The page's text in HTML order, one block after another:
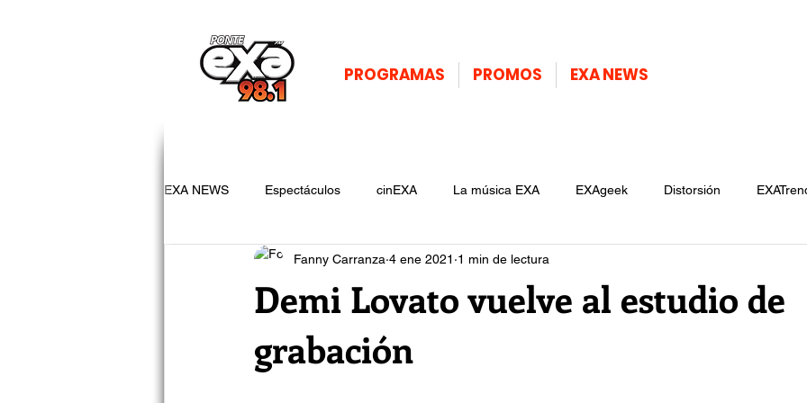
PROGRAMAS PROMOS EXA NEWS
EXA NEWS Espectáculos cinEXA La música EXA EXAgeek Distorsión
Demi Lovato vuelve al estudio de
grabación
Fanny Carranza 4 ene 2021 1 min de lectura